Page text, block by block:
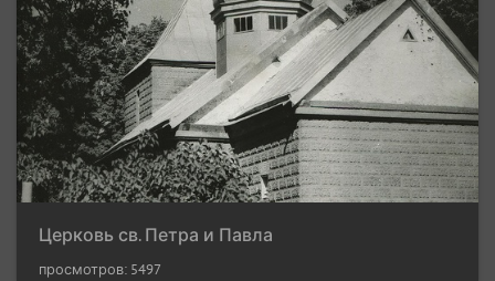
Церковь св. Петра и Павла
просмотров: 5497